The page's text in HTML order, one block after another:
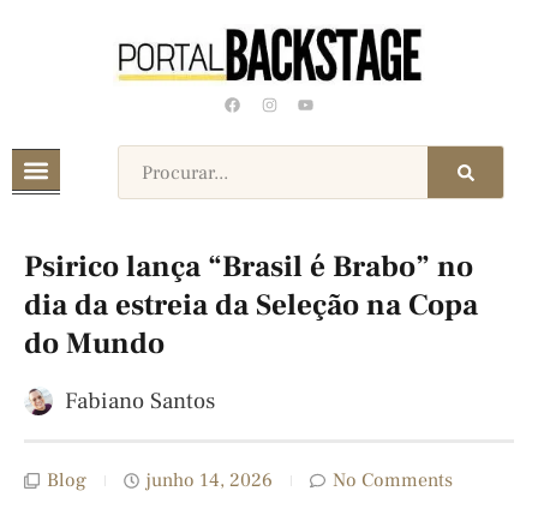
Psirico lança “Brasil é Brabo” no
dia da estreia da Seleção na Copa
do Mundo
Fabiano Santos
Blog junho 14, 2026 No Comments